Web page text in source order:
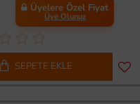
Üyelere Özel Fiyat
Üye Olunuz
SEPETE EKLE